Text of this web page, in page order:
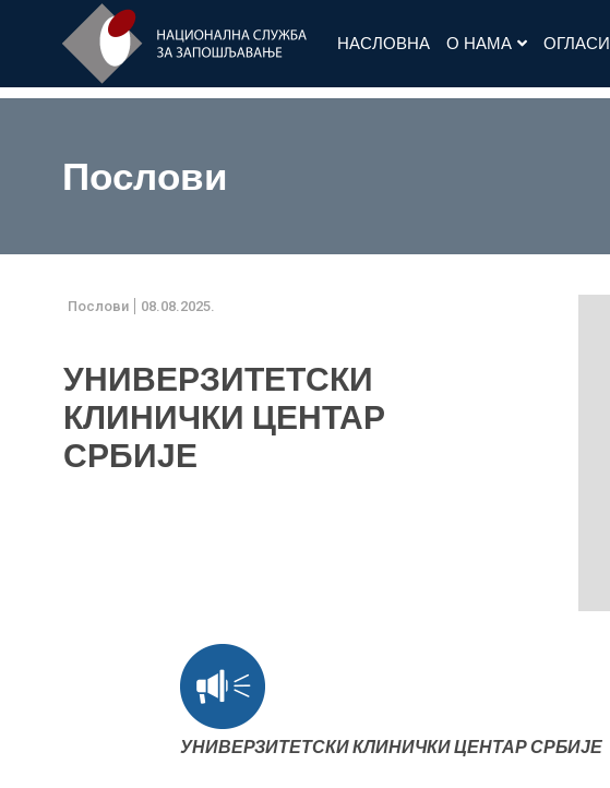
НАСЛОВНА О НАМА ОГЛАСИ
Послови
Послови 08.08.2025.
УНИВЕРЗИТЕТСКИ
КЛИНИЧКИ ЦЕНТАР
СРБИЈЕ
УНИВЕРЗИТЕТСКИ КЛИНИЧКИ ЦЕНТАР СРБИЈЕ